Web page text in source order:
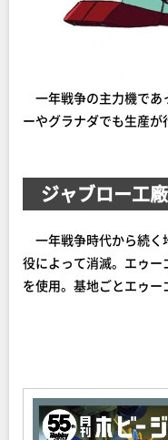
一年戦争の主力機であ
ーやグラナダでも生産が
ジャブロー工廠
一年戦争時代から続く
役によって消滅。エゥ
を使用。基地ごとエゥー